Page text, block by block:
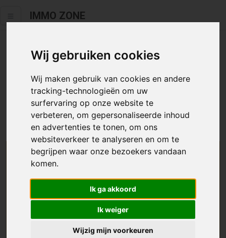
Wij gebruiken cookies
Wij maken gebruik van cookies en andere
tracking-technologieën om uw
surfervaring op onze website te
verbeteren, om gepersonaliseerde inhoud
en advertenties te tonen, om ons
websiteverkeer te analyseren en om te
begrijpen waar onze bezoekers vandaan
komen.
Ik ga akkoord
Ik weiger
Wijzig mijn voorkeuren
IMMO ZONE
Helaas staat dit zoekertje niet
meer online.
Neem zeker een kijkje in ons aanbod te koop
We helpen u graag zoeken
Maak hier een zoekprofiel aan en we houden u op
de hoogte van passend aanbod.